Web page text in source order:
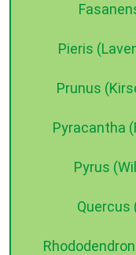
Pieris
Prunus
Pyracantha
Pyrus
Quercus